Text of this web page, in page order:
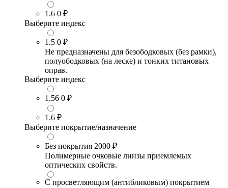
1.6 0 ₽
Выберите индекс
1.5 0 ₽
Не предназначены для безободковых (без рамки),
полуободковых (на леске) и тонких титановых
оправ.
Выберите индекс
1.56 0 ₽
1.6 ₽
Выберите покрытие/назначение
Без покрытия 2000 ₽
Полимерные очковые линзы приемлемых
оптических свойств.
С просветляющим (антибликовым) покрытием